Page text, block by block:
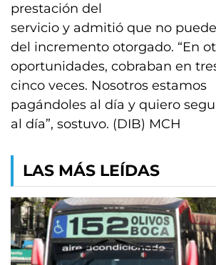
prestación del
servicio y admitió que no
del incremento otorgado. “En
oportunidades, cobraban en
cinco veces. Nosotros estamos
pagándoles al día y quiero
al día”, sostuvo. (DIB) MCH
LAS MÁS LEÍDAS